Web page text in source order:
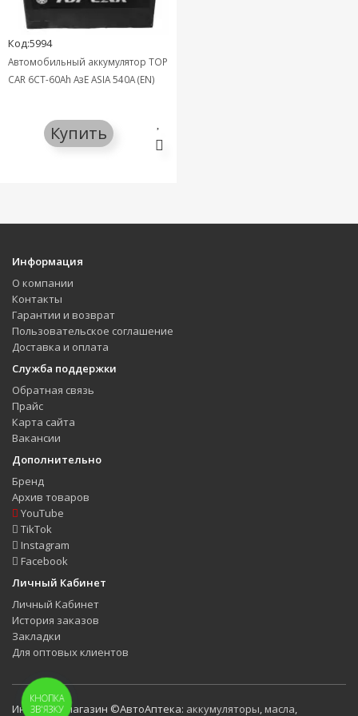
Код:5994
Автомобильный аккумулятор TOP
CAR 6СТ-60Ah АзЕ ASIA 540A (EN)
Купить
Информация
О компании
Контакты
Гарантии и возврат
Пользовательское соглашение
Доставка и оплата
Служба поддержки
Обратная связь
Прайс
Карта сайта
Вакансии
Дополнительно
Бренд
Архив товаров
YouTube
TikTok
Instagram
Facebook
Личный Кабинет
Личный Кабинет
История заказов
Закладки
Для оптовых клиентов
Интернет-магазин ©АвтоАптека: аккумуляторы масла
КНОПКА
ЗВ'ЯЗКУ